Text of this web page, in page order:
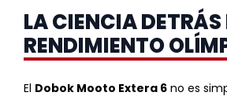
LA CIENCIA DETRÁS
RENDIMIENTO
El Dobok Mooto Extera 6 no es